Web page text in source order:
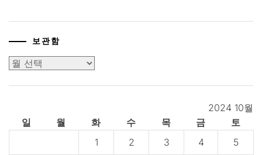
보관함
보
2024 10월
일
월 화 수 목 금
토
1
2 3 4 5